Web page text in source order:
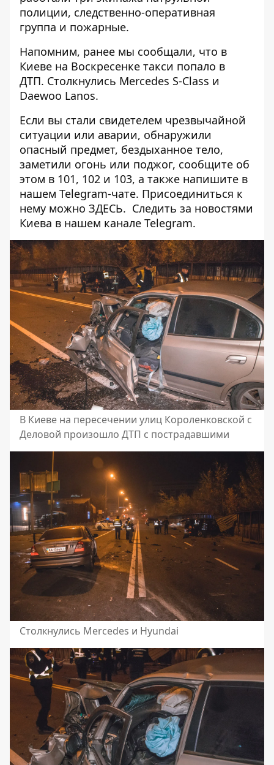
полиции, следственно-оперативная
группа и пожарные.
Напомним, ранее мы сообщали, что в
Киеве на Воскресенке такси попало в
ДТП. Столкнулись Mercedes S-Class и
Daewoo Lanos.
Если вы стали свидетелем чрезвычайной
ситуации или аварии, обнаружили
опасный предмет, бездыханное тело,
заметили огонь или поджог, сообщите об
этом в 101, 102 и 103, а также напишите в
нашем Telegram-чате. Присоединиться к
нему можно ЗДЕСЬ. Следить за новостями
Киева в нашем канале Telegram.
В Киеве на пересечении улиц Короленковской с
Деловой произошло ДТП с пострадавшими
Столкнулись Mercedes и Hyundai